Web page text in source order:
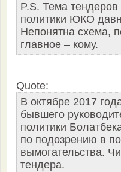
P.S. Тема
политики ЮКО
Непонятна схема,
главное – кому.
Quote:
В октябре 2017
бывшего
политики
по подозрению в
вымогательства.
тендера.